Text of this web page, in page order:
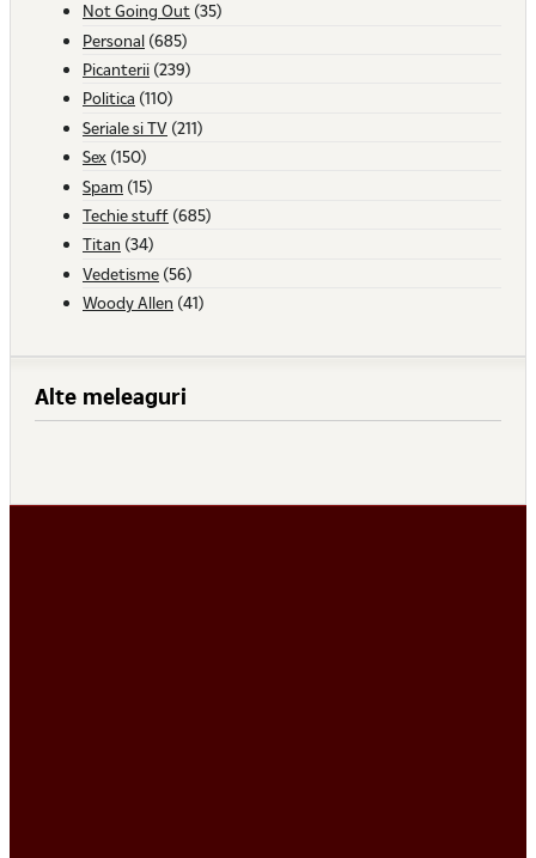
Not Going Out (35)
Personal (685)
Picanterii (239)
Politica (110)
Seriale si TV (211)
Sex (150)
Spam (15)
Techie stuff (685)
Titan (34)
Vedetisme (56)
Woody Allen (41)
Alte meleaguri